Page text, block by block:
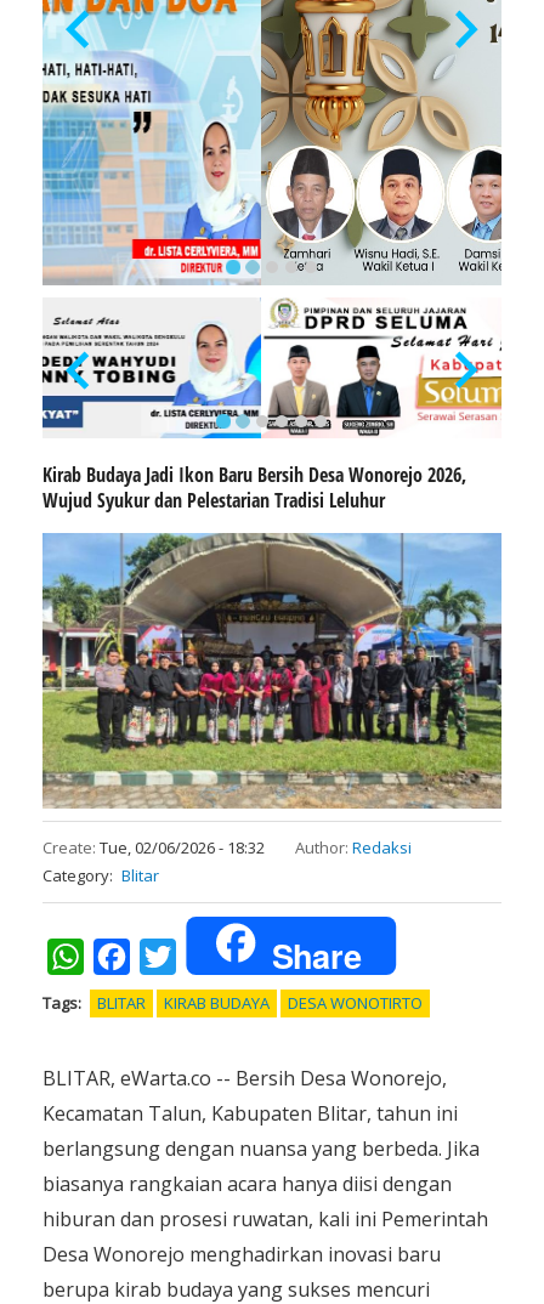
Kirab Budaya Jadi Ikon Baru Bersih Desa Wonorejo 2026,
Wujud Syukur dan Pelestarian Tradisi Leluhur
Create: Tue, 02/06/2026 - 18:32 Author: Redaksi
Category Blitar
WhatsAppFacebookTwitter Share
Tags BLITAR KIRAB BUDAYA DESA WONOTIRTO
BLITAR, eWarta.co -- Bersih Desa Wonorejo,
Kecamatan Talun, Kabupaten Blitar, tahun ini
berlangsung dengan nuansa yang berbeda. Jika
biasanya rangkaian acara hanya diisi dengan
hiburan dan prosesi ruwatan, kali ini Pemerintah
Desa Wonorejo menghadirkan inovasi baru
berupa kirab budaya yang sukses mencuri